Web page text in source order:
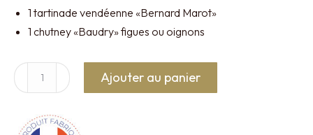
1 tartinade vendéenne «Bernard Marot»
1 chutney «Baudry» figues ou oignons
quantité
de
en
Ajouter au panier